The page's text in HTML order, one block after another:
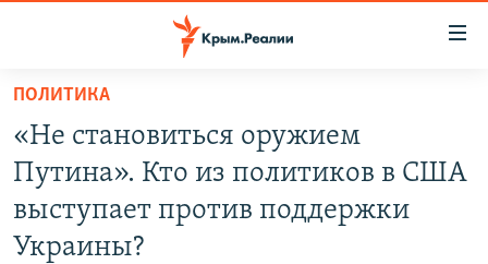
Вернуться
основному
содержанию
Вернутся
главной
КАРТА ВОЕННЫХ ОБЪЕКТОВ КРЫМА
ВОДА
ИСТОРИЯ
ПОЛИТИКА
«Не становиться оружием
Путина». Кто из политиков в США
выступает против поддержки
Украины?